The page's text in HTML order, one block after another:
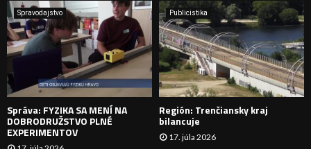
A
N
I
E
Spravodajstvo
Správa: FYZIKA SA MENÍ NA
DOBRODRUŽSTVO PLNÉ
EXPERIMENTOV
Publicistika
Región: Trenčiansky kraj
bilancuje
17. júla 2026